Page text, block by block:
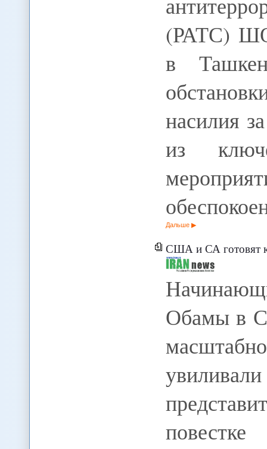
(РАТС)
в
насилия
из
Дальше
США и СА готовят
Обамы в
повестке